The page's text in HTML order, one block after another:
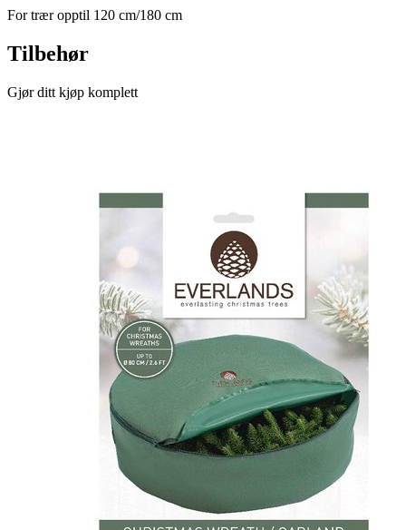
For trær opptil 120 cm/180 cm
Tilbehør
Gjør ditt kjøp komplett